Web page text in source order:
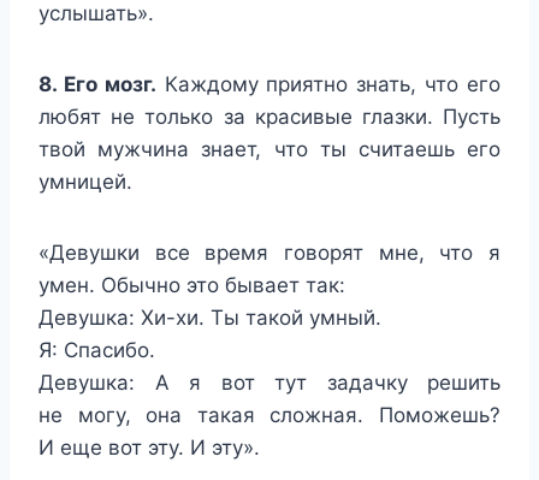
услышать».
8. Его мозг. Каждому приятно знать, что его
любят не только за красивые глазки. Пусть
твой мужчина знает, что ты считаешь его
умницей.
«Девушки все время говорят мне, что я
умен. Обычно это бывает так:
Девушка: Хи-хи. Ты такой умный.
Я: Спасибо.
Девушка: А я вот тут задачку решить
не могу, она такая сложная. Поможешь?
И еще вот эту. И эту».